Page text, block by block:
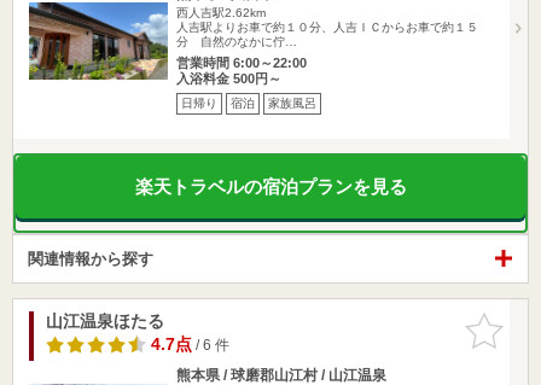
西人吉駅2.62km
人吉駅よりお車で約１０分、人吉ＩＣからお車で約１５
分 自然のなかに佇…
営業時間 6:00～22:00
入浴料金 500円～
日帰り 宿泊 家族風呂
楽天トラベルの宿泊プランを見る
関連情報から探す
お気に入
りに追加
山江温泉ほたる
4.7点/ 6 件
熊本県 / 球磨郡山江村 / 山江温泉